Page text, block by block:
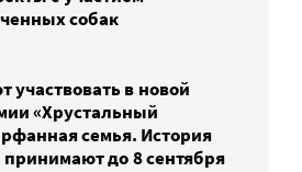
собак
в новой
«Хрустальный
семья. История
принимают до 8 сентября